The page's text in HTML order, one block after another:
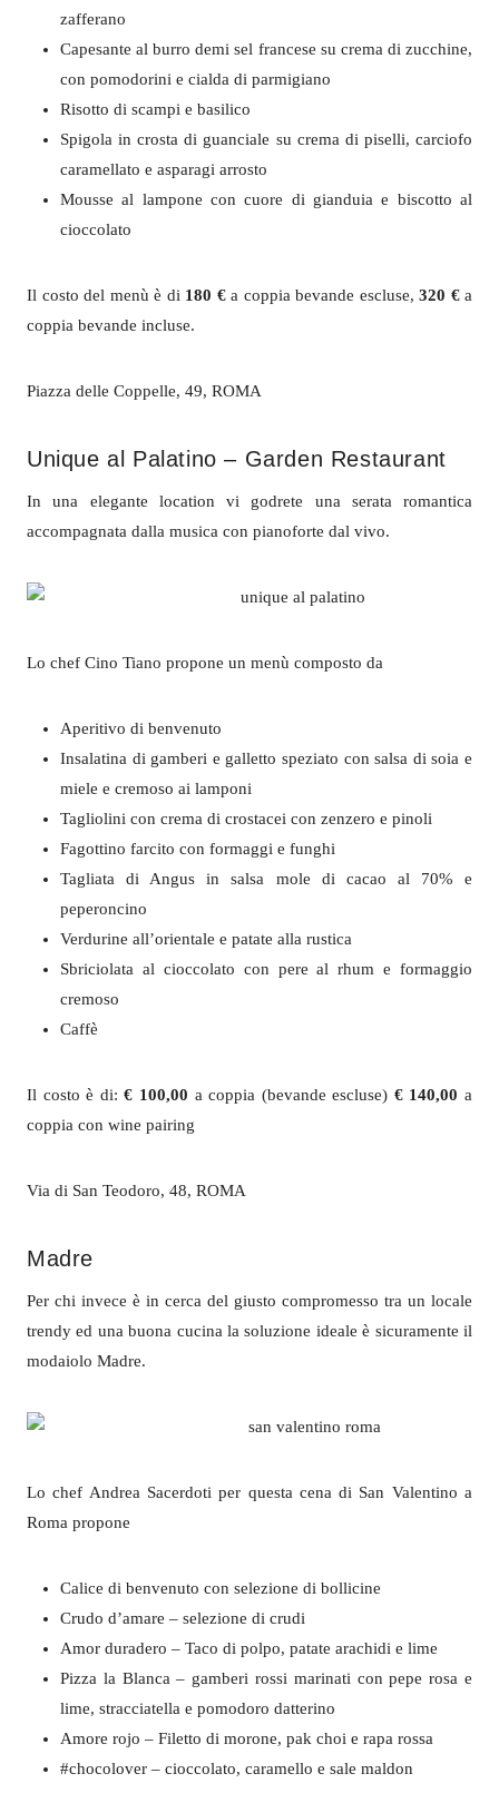
zafferano
Capesante al burro demi sel francese su crema di zucchine,
con pomodorini e cialda di parmigiano
Risotto di scampi e basilico
Spigola in crosta di guanciale su crema di piselli, carciofo
caramellato e asparagi arrosto
Mousse al lampone con cuore di gianduia e biscotto al
cioccolato
Il costo del menù è di 180 €a coppia bevande escluse, 320 € a
coppia bevande incluse.
Piazza delle Coppelle, 49, ROMA
Unique al Palatino – Garden Restaurant
In una elegante location vi godrete una serata romantica
accompagnata dalla musica con pianoforte dal vivo.
Lo chef Cino Tiano propone un menù composto da
Aperitivo di benvenuto
Insalatina di gamberi e galletto speziato con salsa di soia e
miele e cremoso ai lamponi
Tagliolini con crema di crostacei con zenzero e pinoli
Fagottino farcito con formaggi e funghi
Tagliata di Angus in salsa mole di cacao al 70% e
peperoncino
Verdurine all’orientale e patate alla rustica
Sbriciolata al cioccolato con pere al rhum e formaggio
cremoso
Caffè
Il costo è di:€ 100,00 a coppia (bevande escluse) € 140,00 a
coppia con wine pairing
Via di San Teodoro, 48, ROMA
Madre
Per chi invece è in cerca del giusto compromesso tra un locale
trendy ed una buona cucina la soluzione ideale è sicuramente il
modaiolo Madre.
Lo chef Andrea Sacerdoti per questa cena di San Valentino a
Roma propone
Calice di benvenuto con selezione di bollicine
Crudo d’amare – selezione di crudi
Amor duradero – Taco di polpo, patate arachidi e lime
Pizza la Blanca – gamberi rossi marinati con pepe rosa e
lime, stracciatella e pomodoro datterino
Amore rojo – Filetto di morone, pak choi e rapa rossa
#chocolover – cioccolato, caramello e sale maldon